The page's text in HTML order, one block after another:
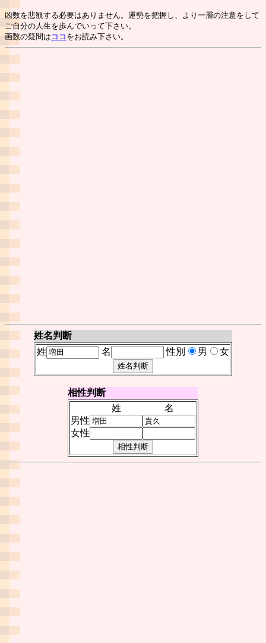
凶数を悲観する必要はありません。運勢を把握し、より一層の注意をして
ご自分の人生を歩んでいって下さい。
画数の疑問は ココ をお読み下さい。
姓名判断
姓
名 性別 男 女
相性判断
姓
名
男性
女性